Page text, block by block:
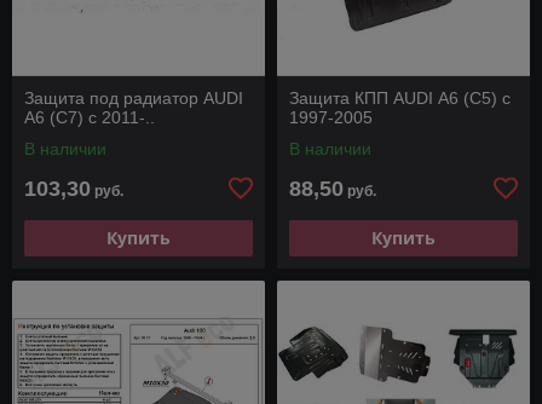
Защита под радиатор AUDI
A6 (C7) с 2011-..
В наличии
103,30 руб.
Купить
Защита КПП AUDI А6 (C5) c
1997-2005
В наличии
88,50 руб.
Купить